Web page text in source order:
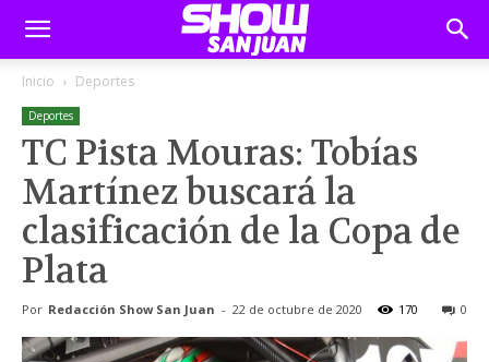
Inicio Deportes
Deportes
TC Pista Mouras: Tobías
Martínez buscará la
clasificación de la Copa de
Plata
Por Redacción Show San Juan - 22 de octubre de 2020 0
170